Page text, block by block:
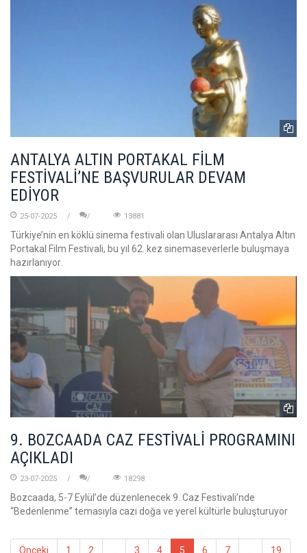
ANTALYA ALTIN PORTAKAL FİLM
FESTİVALİ’NE BAŞVURULAR DEVAM
EDİYOR
25-07-2025 13881
Türkiye’nin en köklü sinema festivali olan Uluslararası Antalya Altın
Portakal Film Festivali, bu yıl 62. kez sinemaseverlerle buluşmaya
hazırlanıyor.
9. BOZCAADA CAZ FESTİVALİ PROGRAMINI
AÇIKLADI
23-07-2025 18298
Bozcaada, 5-7 Eylül’de düzenlenecek 9. Caz Festivali’nde
“Bedenlenme” temasıyla cazı doğa ve yerel kültürle buluşturuyor
Önceki 1 2 3 4 5 6 7 19